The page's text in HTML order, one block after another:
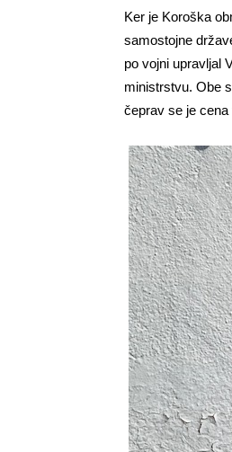
Ker je Koroška
samostojne
po vojni upravljal
ministrstvu. Obe
čeprav se je